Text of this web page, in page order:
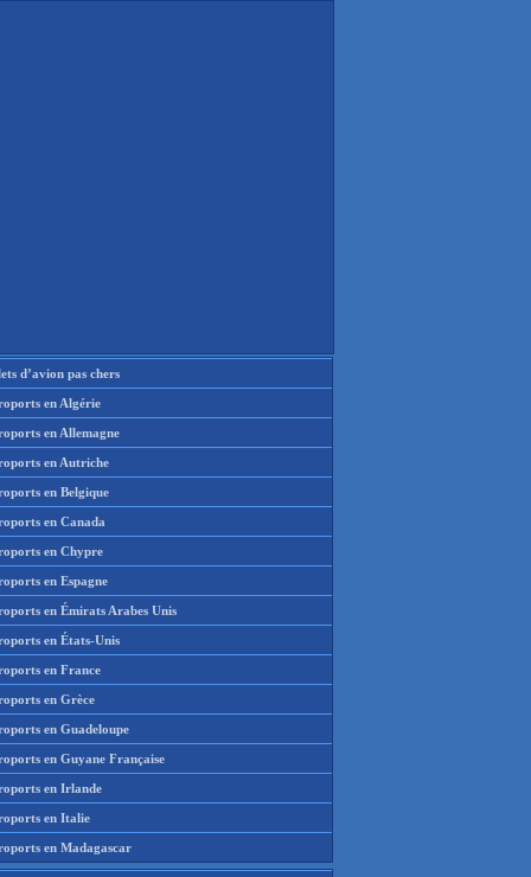
d’avion pas chers
en Algérie
en Allemagne
en Autriche
en Belgique
en Canada
en Chypre
en Espagne
en Émirats Arabes Unis
en États-Unis
en France
en Grèce
en Guadeloupe
en Guyane Française
en Irlande
en Italie
en Madagascar